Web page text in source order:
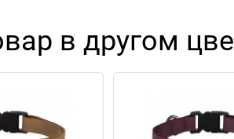
в другом